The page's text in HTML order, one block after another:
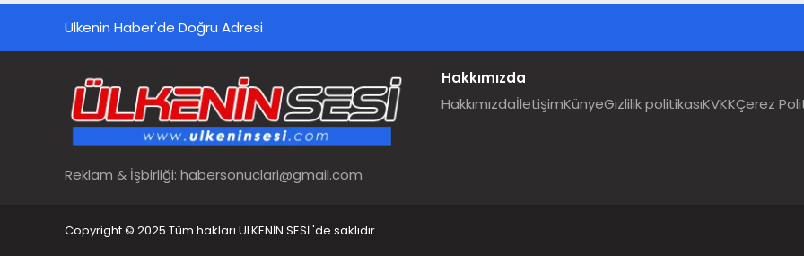
Ülkenin Haber'de Doğru Adresi
Reklam & İşbirliği: habersonuclari@gmail.com
Hakkımızda
HakkımızdaİletişimKünyeGizlilik politikasıKVKKÇerez
Copyright © 2025 Tüm hakları ÜLKENİN SESİ 'de saklıdır.